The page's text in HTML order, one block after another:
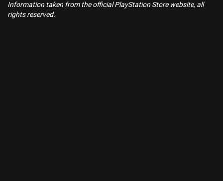
Information taken from the official PlayStation Store website, all
rights reserved.